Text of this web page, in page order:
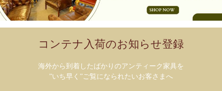
コンテナ入荷のお知らせ登録
海外から到着したばかりのアンティーク家具を
”いち早く”ご覧になられたいお客さまへ